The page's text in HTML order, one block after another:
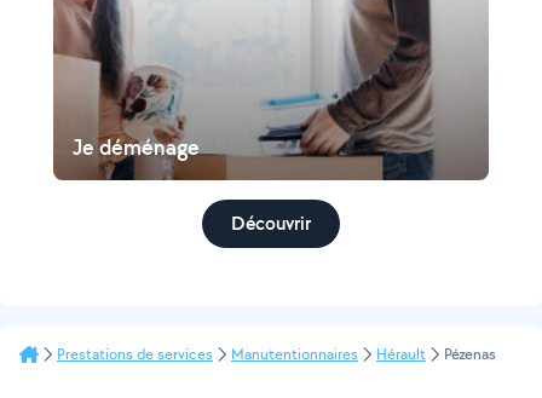
Je déménage
Découvrir
Prestations de services Manutentionnaires Hérault Pézenas